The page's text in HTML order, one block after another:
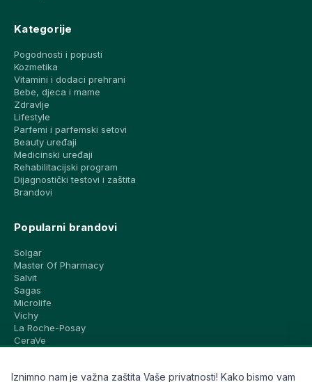
Kategorije
Pogodnosti i popusti
Kozmetika
Vitamini i dodaci prehrani
Bebe, djeca i mame
Zdravlje
Lifestyle
Parfemi i parfemski setovi
Beauty uređaji
Medicinski uređaji
Rehabilitacijski program
Dijagnostički testovi i zaštita
Brandovi
Popularni brandovi
Solgar
Master Of Pharmacy
Salvit
Sagas
Microlife
Vichy
La Roche-Posay
CeraVe
Bioderma
Iznimno nam je važna zaštita Vaše privatnosti! Kako bismo vam